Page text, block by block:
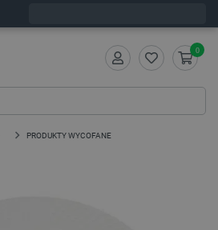
0
PRODUKTY WYCOFANE